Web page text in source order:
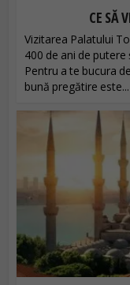
CE SĂ
Vizitarea Palatului
400 de ani de
Pentru a te bucura
bună pregătire este...